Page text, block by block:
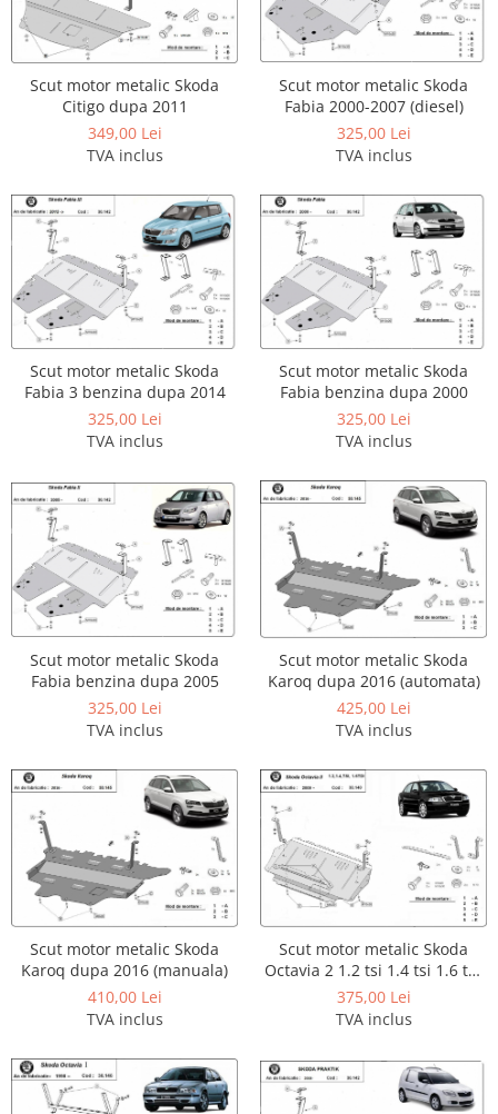
Scut motor metalic Skoda
Citigo dupa 2011
349,00 Lei
TVA inclus
Scut motor metalic Skoda
Fabia 2000-2007 (diesel)
325,00 Lei
TVA inclus
Scut motor metalic Skoda
Fabia 3 benzina dupa 2014
325,00 Lei
TVA inclus
Scut motor metalic Skoda
Fabia benzina dupa 2000
325,00 Lei
TVA inclus
Scut motor metalic Skoda
Fabia benzina dupa 2005
325,00 Lei
TVA inclus
Scut motor metalic Skoda
Karoq dupa 2016 (automata)
425,00 Lei
TVA inclus
Scut motor metalic Skoda
Karoq dupa 2016 (manuala)
410,00 Lei
TVA inclus
Scut motor metalic Skoda
Octavia 2 1.2 tsi 1.4 tsi 1.6 tdi
dupa 2010
375,00 Lei
TVA inclus